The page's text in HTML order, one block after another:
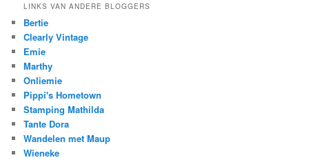
LINKS VAN ANDERE BLOGGERS
Bertie
Clearly Vintage
Emie
Marthy
Onliemie
Pippi's Hometown
Stamping Mathilda
Tante Dora
Wandelen met Maup
Wieneke